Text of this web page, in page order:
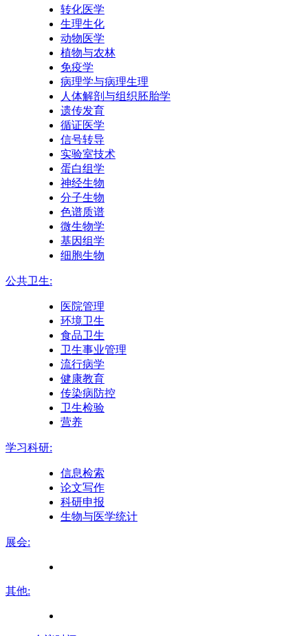
转化医学
生理生化
动物医学
植物与农林
免疫学
病理学与病理生理
人体解剖与组织胚胎学
遗传发育
循证医学
信号转导
实验室技术
蛋白组学
神经生物
分子生物
色谱质谱
微生物学
基因组学
细胞生物
公共卫生:
医院管理
环境卫生
食品卫生
卫生事业管理
流行病学
健康教育
传染病防控
卫生检验
营养
学习科研:
信息检索
论文写作
科研申报
生物与医学统计
展会:
其他: